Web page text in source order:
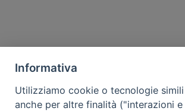
Informativa
Utilizziamo cookie o tecnologie
anche per altre finalità ("interazioni